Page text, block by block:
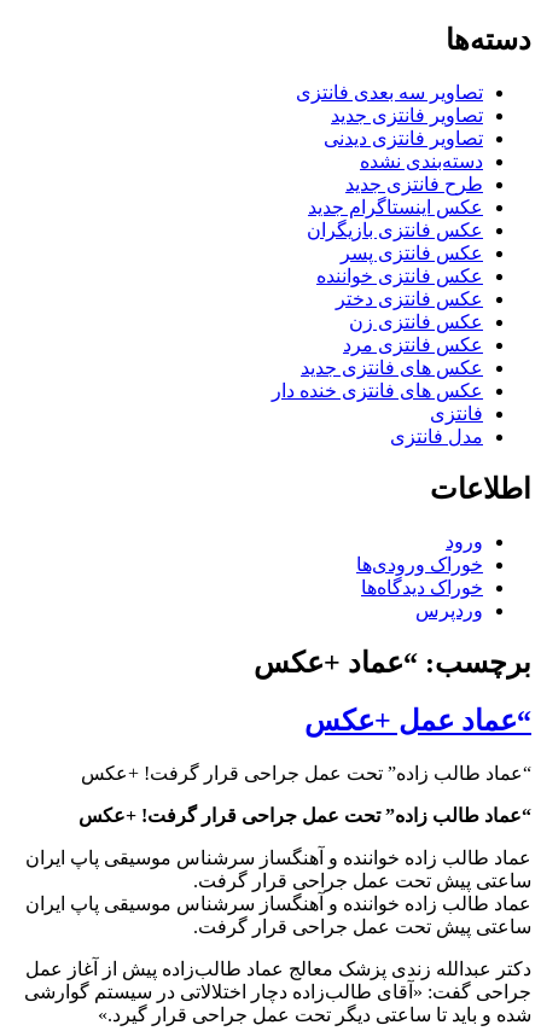
دسته‌ها
تصاویر سه بعدی فانتزی
تصاویر فانتزی جدید
تصاویر فانتزی دیدنی
دسته‌بندی نشده
طرح فانتزی جدید
عکس اینستاگرام جدید
عکس فانتزی بازیگران
عکس فانتزی پسر
عکس فانتزی خواننده
عکس فانتزی دختر
عکس فانتزی زن
عکس فانتزی مرد
عکس های فانتزی جدید
عکس های فانتزی خنده دار
فانتزی
مدل فانتزی
اطلاعات
ورود
خوراک ورودی‌ها
خوراک دیدگاه‌ها
وردپرس
برچسب: “عماد +عکس
“عماد عمل +عکس
“عماد طالب زاده” تحت عمل جراحی قرار گرفت! +عکس
“عماد طالب زاده” تحت عمل جراحی قرار گرفت! +عکس
عماد طالب زاده خواننده و آهنگساز سر‌شناس موسیقی پاپ ایران
ساعتی پیش تحت عمل جراحی قرار گرفت.
عماد طالب زاده خواننده و آهنگساز سر‌شناس موسیقی پاپ ایران
ساعتی پیش تحت عمل جراحی قرار گرفت.
دکتر عبدالله زندی پزشک معالج عماد طالب‌زاده پیش از آغاز عمل
جراحی گفت: «آقای طالب‌زاده دچار اختلالاتی در سیستم گوارشی
شده و باید تا ساعتی دیگر تحت عمل جراحی قرار گیرد.»